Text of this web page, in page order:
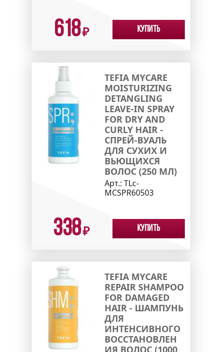
618₽ Купить
TEFIA MYCARE
MOISTURIZING
DETANGLING
LEAVE-IN SPRAY
FOR DRY AND
CURLY HAIR -
СПРЕЙ-ВУАЛЬ
ДЛЯ СУХИХ И
ВЬЮЩИХСЯ
ВОЛОС (250 МЛ)
Арт.: TLc-
MCSPR60503
338₽ Купить
TEFIA MYCARE
REPAIR SHAMPOO
FOR DAMAGED
HAIR - ШАМПУНЬ
ДЛЯ
ИНТЕНСИВНОГО
ВОССТАНОВЛЕН